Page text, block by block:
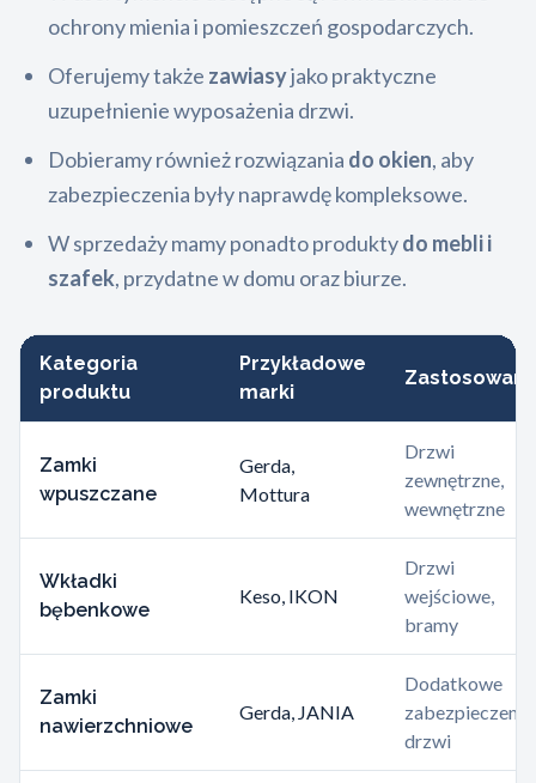
ochrony mienia i pomieszczeń gospodarczych.
Oferujemy także zawiasyjako praktyczne
uzupełnienie wyposażenia drzwi.
Dobieramy również rozwiązania do okien, aby
zabezpieczenia były naprawdę kompleksowe.
W sprzedaży mamy ponadto produktydo mebli i
szafek, przydatne w domu oraz biurze.
Kategoria
produktu
Przykładowe
marki
Zamki
wpuszczane
Gerda,
Mottura
Drzwi
zewnętrzne,
wewnętrzne
Wkładki
bębenkowe
Keso, IKON
Drzwi
wejściowe,
bramy
Zamki
nawierzchniowe
Gerda, JANIA
Dodatkowe
zabezpieczenie
drzwi